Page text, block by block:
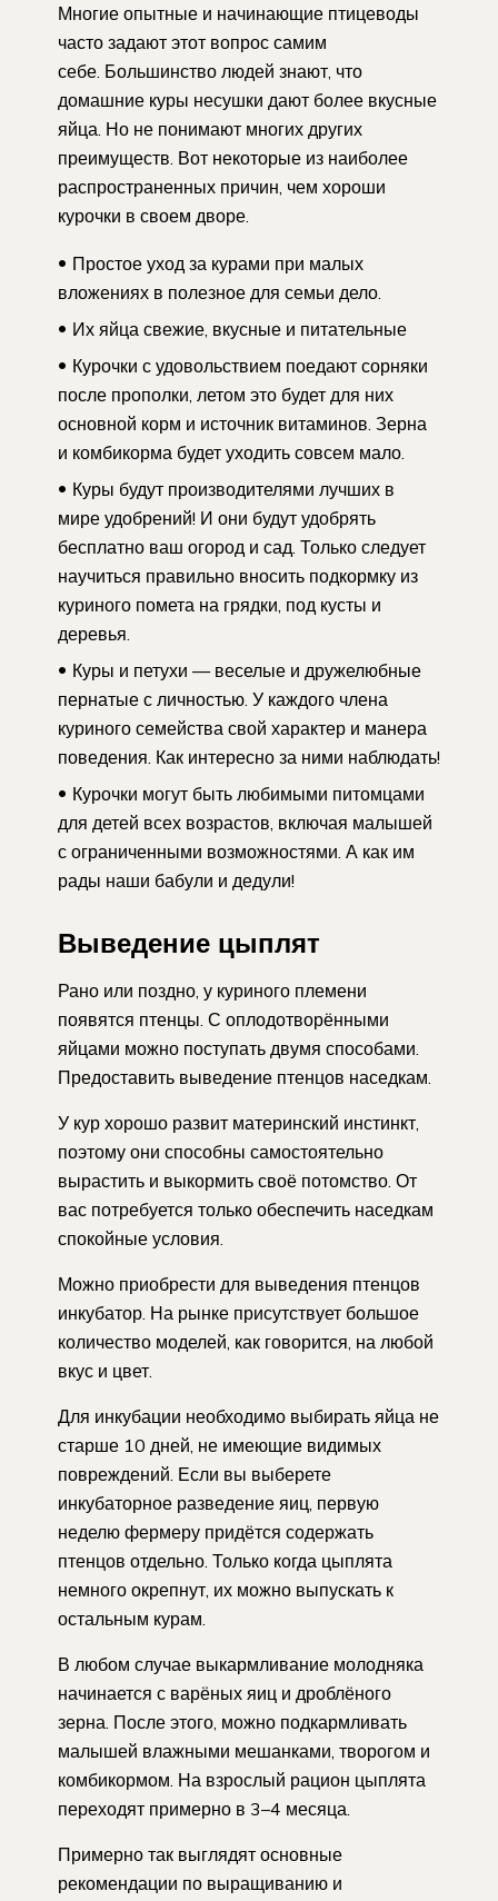
Многие опытные и начинающие птицеводы
часто задают этот вопрос самим
себе. Большинство людей знают, что
домашние куры несушки дают более вкусные
яйца. Но не понимают многих других
преимуществ. Вот некоторые из наиболее
распространенных причин, чем хороши
курочки в своем дворе.
Простое уход за курами при малых
вложениях в полезное для семьи дело.
Их яйца свежие, вкусные и питательные
Курочки с удовольствием поедают сорняки
после прополки, летом это будет для них
основной корм и источник витаминов. Зерна
и комбикорма будет уходить совсем мало.
Куры будут производителями лучших в
мире удобрений! И они будут удобрять
бесплатно ваш огород и сад. Только следует
научиться правильно вносить подкормку из
куриного помета на грядки, под кусты и
деревья.
Куры и петухи — веселые и дружелюбные
пернатые с личностью. У каждого члена
куриного семейства свой характер и манера
поведения. Как интересно за ними наблюдать!
Курочки могут быть любимыми питомцами
для детей всех возрастов, включая малышей
с ограниченными возможностями. А как им
рады наши бабули и дедули!
Выведение цыплят
Рано или поздно, у куриного племени
появятся птенцы. С оплодотворёнными
яйцами можно поступать двумя способами.
Предоставить выведение птенцов наседкам.
У кур хорошо развит материнский инстинкт,
поэтому они способны самостоятельно
вырастить и выкормить своё потомство. От
вас потребуется только обеспечить наседкам
спокойные условия.
Можно приобрести для выведения птенцов
инкубатор. На рынке присутствует большое
количество моделей, как говорится, на любой
вкус и цвет.
Для инкубации необходимо выбирать яйца не
старше 10 дней, не имеющие видимых
повреждений. Если вы выберете
инкубаторное разведение яиц, первую
неделю фермеру придётся содержать
птенцов отдельно. Только когда цыплята
немного окрепнут, их можно выпускать к
остальным курам.
В любом случае выкармливание молодняка
начинается с варёных яиц и дроблёного
зерна. После этого, можно подкармливать
малышей влажными мешанками, творогом и
комбикормом. На взрослый рацион цыплята
переходят примерно в 3–4 месяца.
Примерно так выглядят основные
рекомендации по выращиванию и